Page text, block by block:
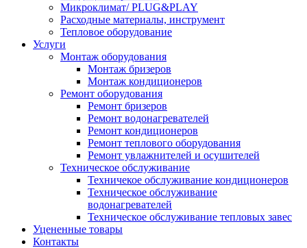
Микроклимат/ PLUG&PLAY
Расходные материалы, инструмент
Тепловое оборудование
Услуги
Монтаж оборудования
Монтаж бризеров
Монтаж кондиционеров
Ремонт оборудования
Ремонт бризеров
Ремонт водонагревателей
Ремонт кондиционеров
Ремонт теплового оборудования
Ремонт увлажнителей и осушителей
Техническое обслуживание
Техничекое обслуживание кондиционеров
Техническое обслуживание
водонагревателей
Техническое обслуживание тепловых завес
Уцененные товары
Контакты